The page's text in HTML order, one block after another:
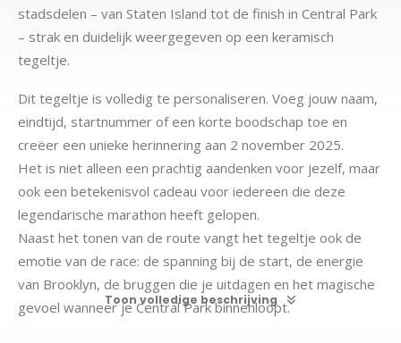
stadsdelen – van Staten Island tot de finish in Central Park
– strak en duidelijk weergegeven op een keramisch
tegeltje.
Dit tegeltje is volledig te personaliseren. Voeg jouw naam,
eindtijd, startnummer of een korte boodschap toe en
creëer een unieke herinnering aan 2 november 2025.
Het is niet alleen een prachtig aandenken voor jezelf, maar
ook een betekenisvol cadeau voor iedereen die deze
legendarische marathon heeft gelopen.
Naast het tonen van de route vangt het tegeltje ook de
emotie van de race: de spanning bij de start, de energie
van Brooklyn, de bruggen die je uitdagen en het magische
gevoel wanneer je Central Park binnenloopt.
Toon volledige beschrijving